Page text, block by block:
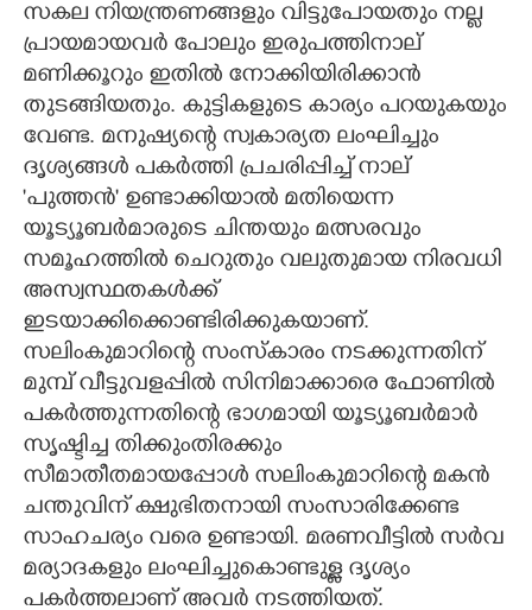
സകല നിയന്ത്രണങ്ങളും വിട്ടുപോയതും നല്ല
പ്രായമായവർ പോലും ഇരുപത്തിനാല്
മണിക്കൂറും ഇതിൽ നോക്കിയിരിക്കാൻ
തുടങ്ങിയതും. കുട്ടികളുടെ കാര്യം പറയുകയും
വേണ്ട. മനുഷ്യന്റെ സ്വകാര്യത ലംഘിച്ചും
ദൃശ്യങ്ങൾ പകർത്തി പ്രചരിപ്പിച്ച് നാല്
'പുത്തൻ' ഉണ്ടാക്കിയാൽ മതിയെന്ന
യൂട്യൂബർമാരുടെ ചിന്തയും മത്സരവും
സമൂഹത്തിൽ ചെറുതും വലുതുമായ നിരവധി
അസ്വസ്ഥതകൾക്ക്
ഇടയാക്കിക്കൊണ്ടിരിക്കുകയാണ്.
സലിംകുമാറിന്റെ സംസ്കാരം നടക്കുന്നതിന്
മുമ്പ് വീട്ടുവളപ്പിൽ സിനിമാക്കാരെ ഫോണിൽ
പകർത്തുന്നതിന്റെ ഭാഗമായി യൂട്യൂബർമാർ
സൃഷ്ടിച്ച തിക്കുംതിരക്കും
സീമാതീതമായപ്പോൾ സലിംകുമാറിന്റെ മകൻ
ചന്തുവിന് ക്ഷുഭിതനായി സംസാരിക്കേണ്ട
സാഹചര്യം വരെ ഉണ്ടായി. മരണവീട്ടിൽ സർവ
മര്യാദകളും ലംഘിച്ചുകൊണ്ടുള്ള ദൃശ്യം
പകർത്തലാണ് അവർ നടത്തിയത്.